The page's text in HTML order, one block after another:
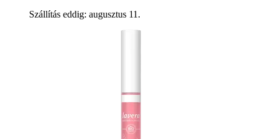
Szállítás eddig: augusztus 11.